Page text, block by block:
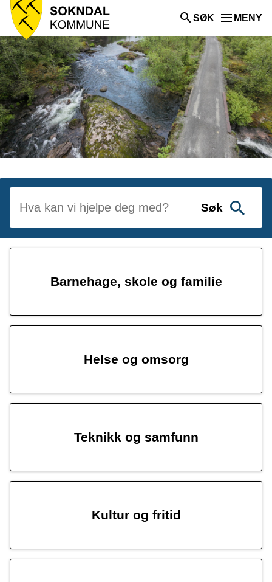
Sokndal
kommune
SØK MENY
Barnehage, skole og familie
Helse og omsorg
Teknikk og samfunn
Kultur og fritid